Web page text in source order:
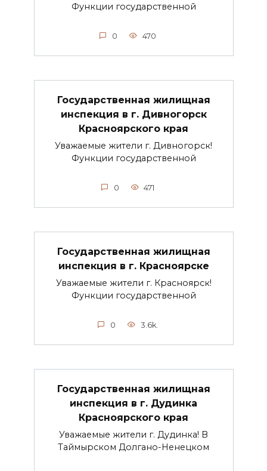
Функции государственной
0 470
Государственная жилищная
инспекция в г. Дивногорск
Красноярского края
Уважаемые жители г. Дивногорск!
Функции государственной
0 471
Государственная жилищная
инспекция в г. Красноярске
Уважаемые жители г. Красноярск!
Функции государственной
0 3.6k.
Государственная жилищная
инспекция в г. Дудинка
Красноярского края
Уважаемые жители г. Дудинка! В
Таймырском Долгано-Ненецком